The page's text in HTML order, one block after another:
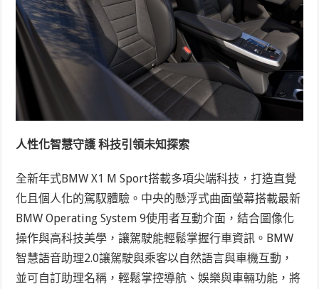
人性化智慧守護 科技引領未知探索
全新年式BMW X1 M Sport搭載多項尖端科技，打造直覺
化且個人化的駕馭體驗。中央的懸浮式曲面螢幕搭載最新
BMW Operating System 9使用者互動介面，結合圖像化
操作與高科技美學，讓駕駛能輕鬆掌握行車資訊。BMW
智慧語音助理2.0讓駕駛與乘客以自然語言與車機互動，
並可自訂助理名稱，輕鬆掌控導航、娛樂與車輛功能，將